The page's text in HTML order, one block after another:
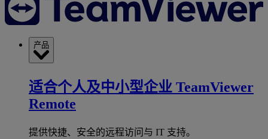
产品
适合个人及中小型企业 TeamViewer
Remote
提供快捷、安全的远程访问与 IT 支持。